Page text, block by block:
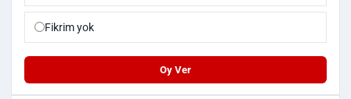
Fikrim yok
Oy Ver